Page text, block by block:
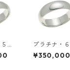
ｍ
ン
プラチナ・
ｍ幅・甲丸
グ
¥350,000